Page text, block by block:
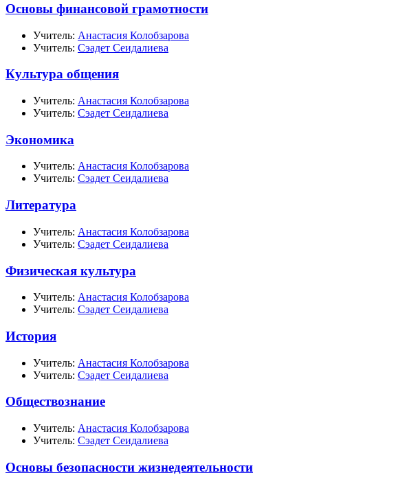
Основы финансовой грамотности
Учитель: Анастасия Колобзарова
Учитель: Сэадет Сеидалиева
Культура общения
Учитель: Анастасия Колобзарова
Учитель: Сэадет Сеидалиева
Экономика
Учитель: Анастасия Колобзарова
Учитель: Сэадет Сеидалиева
Литература
Учитель: Анастасия Колобзарова
Учитель: Сэадет Сеидалиева
Физическая культура
Учитель: Анастасия Колобзарова
Учитель: Сэадет Сеидалиева
История
Учитель: Анастасия Колобзарова
Учитель: Сэадет Сеидалиева
Обществознание
Учитель: Анастасия Колобзарова
Учитель: Сэадет Сеидалиева
Основы безопасности жизнедеятельности